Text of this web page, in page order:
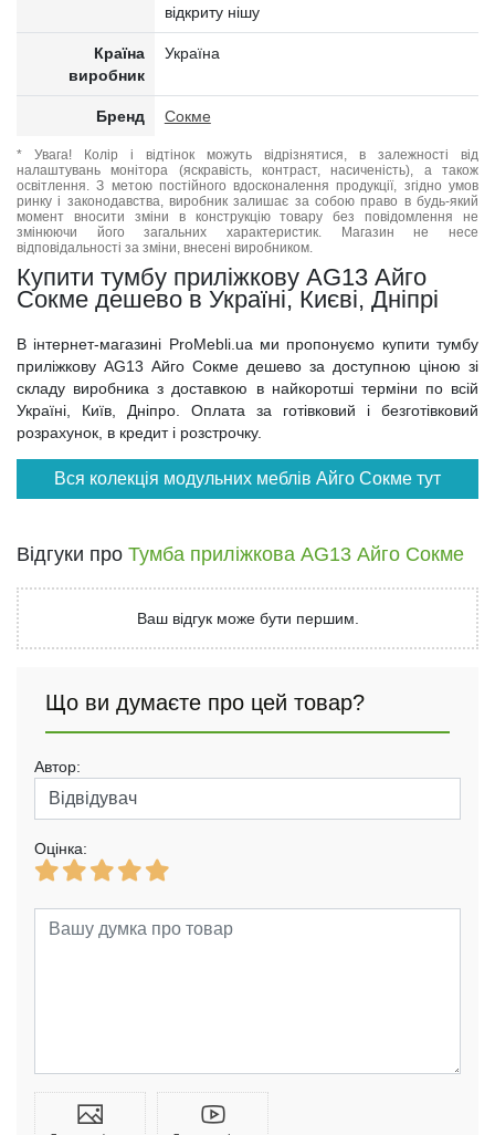
відкриту нішу
Країна
виробник
Україна
Бренд Сокме
* Увага! Колір і відтінок можуть відрізнятися, в залежності від
налаштувань монітора (яскравість, контраст, насиченість), а також
освітлення. З метою постійного вдосконалення продукції, згідно умов
ринку і законодавства, виробник залишає за собою право в будь-який
момент вносити зміни в конструкцію товару без повідомлення не
змінюючи його загальних характеристик. Магазин не несе
відповідальності за зміни, внесені виробником.
Купити тумбу приліжкову AG13 Айго
Сокме дешево в Україні, Києві, Дніпрі
В інтернет-магазині ProMebli.ua ми пропонуємо купити тумбу
приліжкову AG13 Айго Сокме дешево за доступною ціною зі
складу виробника з доставкою в найкоротші терміни по всій
Україні, Київ, Дніпро. Оплата за готівковий і безготівковий
розрахунок, в кредит і розстрочку.
Вся колекція модульних меблів Айго Сокме тут
Відгуки про Тумба приліжкова AG13 Айго Сокме
Ваш відгук може бути першим.
Що ви думаєте про цей товар?
Автор:
Оцінка: